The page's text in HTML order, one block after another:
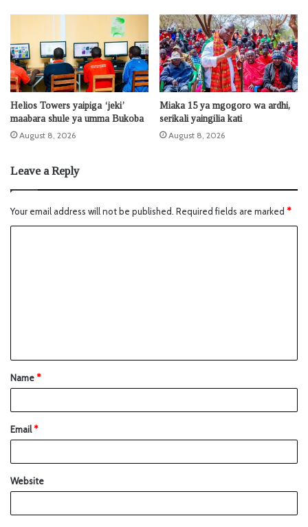
Helios Towers yaipiga ‘jeki’
maabara shule ya umma Bukoba
August 8, 2026
Miaka 15 ya mgogoro wa ardhi,
serikali yaingilia kati
August 8, 2026
Leave a Reply
Your email address will not be published. Required fields are marked *
Name*
Email*
Website